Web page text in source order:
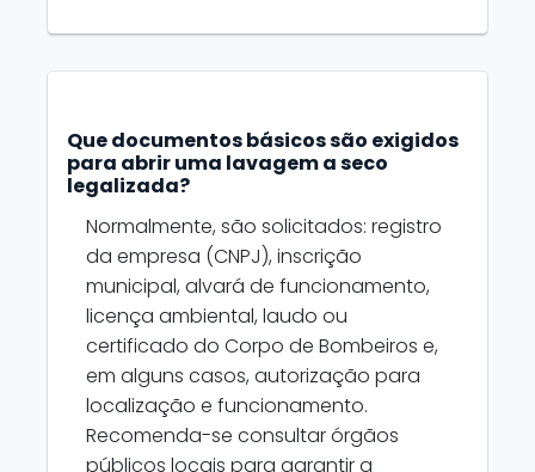
Que documentos básicos são exigidos
para abrir uma lavagem a seco
legalizada?
Normalmente, são solicitados: registro
da empresa (CNPJ), inscrição
municipal, alvará de funcionamento,
licença ambiental, laudo ou
certificado do Corpo de Bombeiros e,
em alguns casos, autorização para
localização e funcionamento.
Recomenda-se consultar órgãos
públicos locais para garantir a